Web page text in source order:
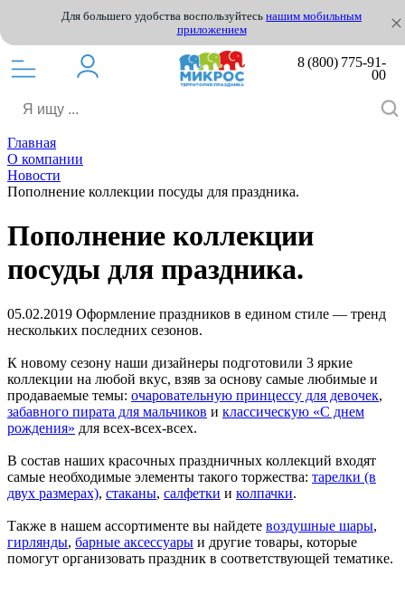
Для большего удобства воспользуйтесь нашим мобильным
приложением
8 (800) 775-91-
00
Главная
О компании
Новости
Пополнение коллекции посуды для праздника.
Пополнение коллекции
посуды для праздника.
05.02.2019 Оформление праздников в едином стиле — тренд
нескольких последних сезонов.
К новому сезону наши дизайнеры подготовили 3 яркие
коллекции на любой вкус, взяв за основу самые любимые и
продаваемые темы: очаровательную принцессу для девочек,
забавного пирата для мальчиков и классическую «С днем
рождения» для всех-всех-всех.
В состав наших красочных праздничных коллекций входят
самые необходимые элементы такого торжества: тарелки (в
двух размерах), стаканы, салфетки и колпачки.
Также в нашем ассортименте вы найдете воздушные шары,
гирлянды, барные аксессуары и другие товары, которые
помогут организовать праздник в соответствующей тематике.